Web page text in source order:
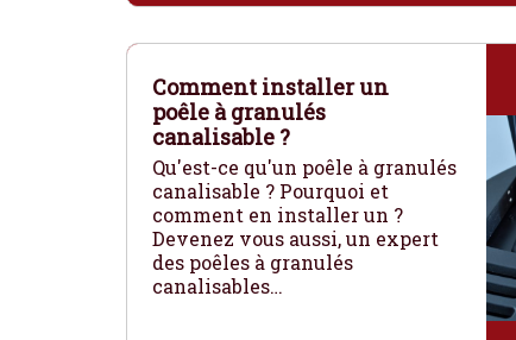
Comment installer un
poêle à granulés
canalisable ?
Qu'est-ce qu'un poêle à granulés
canalisable ? Pourquoi et
comment en installer un ?
Devenez vous aussi, un expert
des poêles à granulés
canalisables…